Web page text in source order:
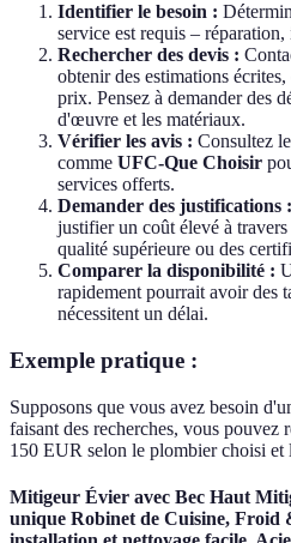
Identifier le besoin :
service est requis –
Rechercher des devis :
obtenir des estimations
prix. Pensez à demander des
d'œuvre et les matériaux.
Vérifier les avis : Consultez
comme UFC-Que Choisir
services offerts.
Demander des justifications :
justifier un coût élevé à
qualité supérieure ou des
Comparer la disponibilité :
rapidement pourrait avoir des
nécessitent un délai.
Exemple pratique :
Supposons que vous avez besoin
faisant des recherches, vous pouvez
150 EUR selon le plombier choisi et
Mitigeur Évier avec Bec Haut
unique Robinet de Cuisine, Froid